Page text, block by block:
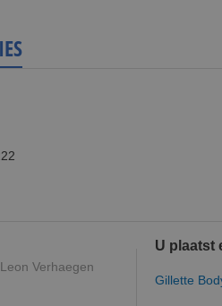
Leon Verhaegen
U plaatst
Gillette